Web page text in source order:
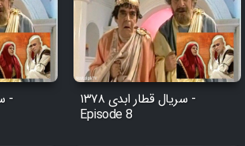
سریال قطار ابدی ۱۳۷۸ -
Episode 8